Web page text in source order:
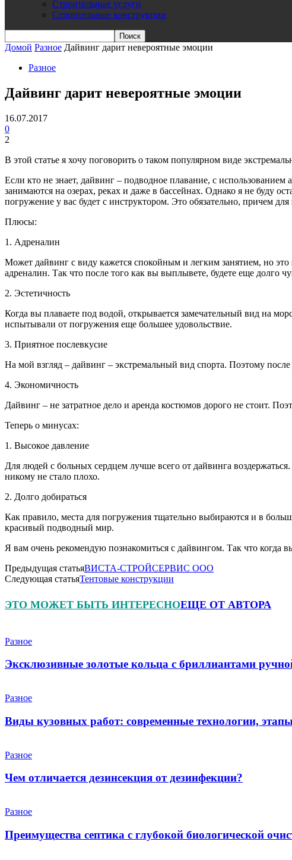
Строительные услуги
Строительные конструкции
Домой Разное Дайвинг дарит невероятные эмоции
Разное
Дайвинг дарит невероятные эмоции
16.07.2017
0
2
В этой статье я хочу поговорить о таком популярном виде
Если кто не знает, дайвинг – подводное плавание, с
занимаются на озерах, реках и даже в бассейнах. Однако я не буду
погружение у вас будет с инструктором. Это обязательно, причем
Плюсы:
1. Адреналин
Может дайвинг с виду кажется спокойным и легким занятием, но
адреналин. Так что после того как вы выплывете, будете еще долго
2. Эстетичность
Когда вы плаваете под водой, открывается замечательный вид на
испытывали от погружения еще большее удовольствие.
3. Приятное послевкусие
На мой взгляд – дайвинг – экстремальный вид спорта. Поэтому
4. Экономичность
Дайвинг – не затратное дело и аренда костюмов дорого не стоит.
Теперь о минусах:
1. Высокое давление
Для людей с больных сердцем лучше всего от дайвинга
никому не стало плохо.
2. Долго добираться
Как правило, места для погружения тщательно выбираются и в
красивый подводный мир.
Я вам очень рекомендую познакомиться с дайвингом. Так что
Предыдущая статьяВИСТА-СТРОЙСЕРВИС ООО
Следующая статьяТентовые конструкции
ЭТО МОЖЕТ БЫТЬ ИНТЕРЕСНОЕЩЕ ОТ АВТОРА
Разное
Эксклюзивные золотые кольца с бриллиантами
Разное
Виды кузовных работ: современные технологии,
Разное
Чем отличается дезинсекция от дезинфекции?
Разное
Преимущества септика с глубокой биологической